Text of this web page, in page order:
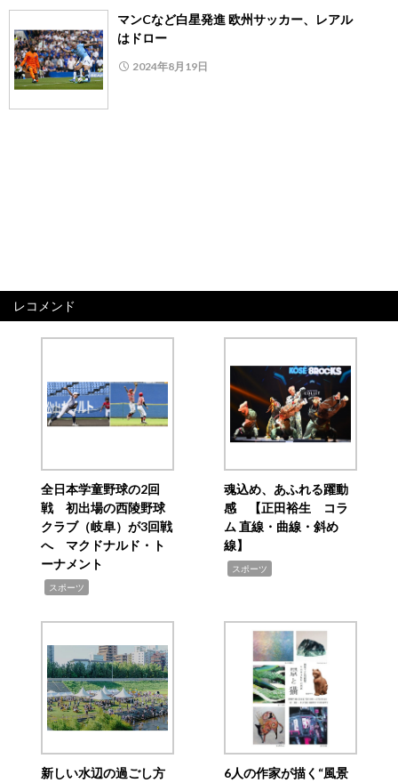
マンCなど白星発進 欧州サッカー、レアル
はドロー
2024年8月19日
レコメンド
全日本学童野球の2回
戦 初出場の西陵野球
クラブ（岐阜）が3回戦
へ マクドナルド・ト
ーナメント
スポーツ
魂込め、あふれる躍動
感 【正田裕生 コラ
ム 直線・曲線・斜め
線】
スポーツ
新しい水辺の過ごし方
6人の作家が描く“風景